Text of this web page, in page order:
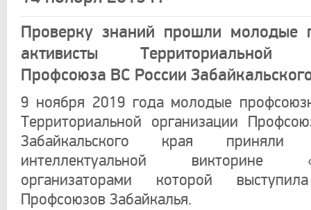
Проверку знаний прошли молодые
активисты Территориальной
Профсоюза ВС России
9 ноября 2019 года молодые
Территориальной организации
Забайкальского края
интеллектуальной викторине
организаторами которой
Профсоюзов Забайкалья.